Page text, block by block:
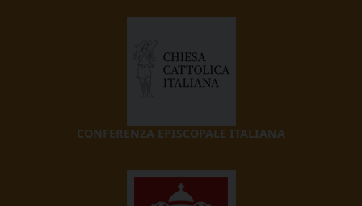
CONFERENZA EPISCOPALE ITALIANA